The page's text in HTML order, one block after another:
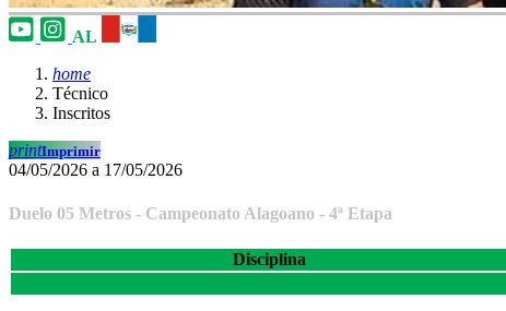
AL
home
Técnico
Inscritos
printImprimir
04/05/2026 a 17/05/2026
Duelo 05 Metros - Campeonato Alagoano - 4ª Etapa
Disciplina